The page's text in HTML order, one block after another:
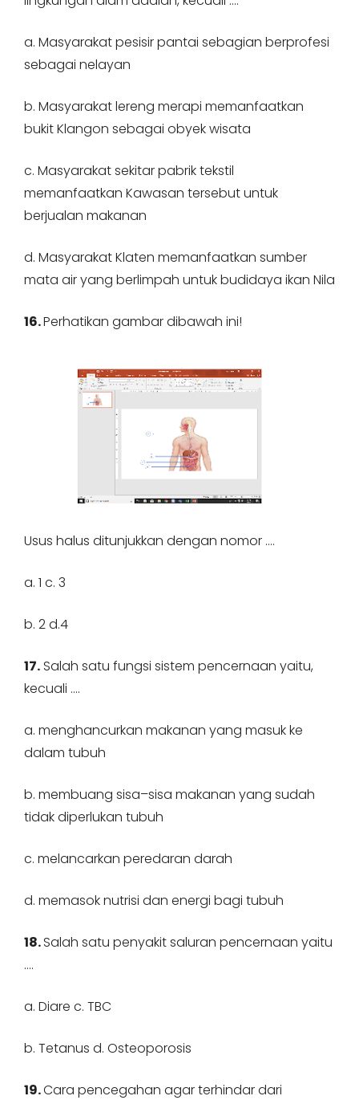
a. Masyarakat pesisir pantai sebagian berprofesi
sebagai nelayan
b. Masyarakat lereng merapi memanfaatkan
bukit Klangon sebagai obyek wisata
c. Masyarakat sekitar pabrik tekstil
memanfaatkan Kawasan tersebut untuk
berjualan makanan
d. Masyarakat Klaten memanfaatkan sumber
mata air yang berlimpah untuk budidaya ikan Nila
16.Perhatikan gambar dibawah ini!
Usus halus ditunjukkan dengan nomor ….
a. 1 c. 3
b. 2 d.4
17. Salah satu fungsi sistem pencernaan yaitu,
kecuali ….
a. menghancurkan makanan yang masuk ke
dalam tubuh
b. membuang sisa–sisa makanan yang sudah
tidak diperlukan tubuh
c. melancarkan peredaran darah
d. memasok nutrisi dan energi bagi tubuh
18.Salah satu penyakit saluran pencernaan yaitu
….
a. Diare c. TBC
b. Tetanus d. Osteoporosis
19.Cara pencegahan agar terhindar dari